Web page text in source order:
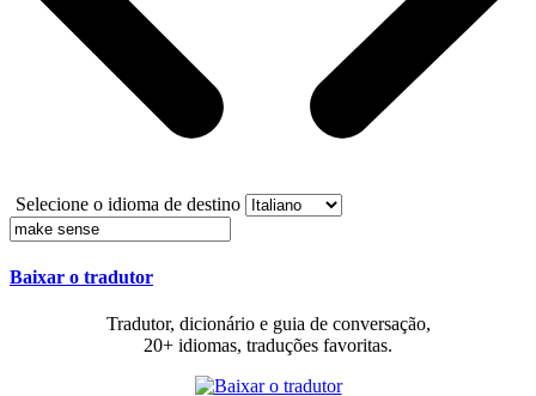
Selecione o idioma de destino
Baixar o tradutor
Tradutor, dicionário e guia de conversação,
20+ idiomas, traduções favoritas.